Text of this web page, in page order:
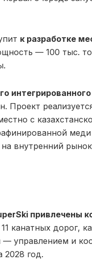
к разработке
— 100 тыс.
Проект
с
внутренний
привлечены
канатных дорог,
— управлением и
2028 год.